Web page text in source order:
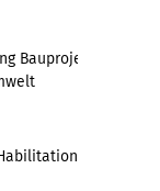
Bauprojekte,